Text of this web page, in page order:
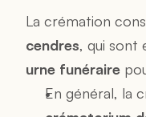
La crémation
cendres
urne funéraire